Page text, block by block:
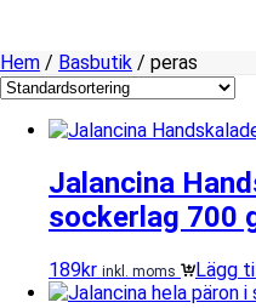
Hem / Basbutik / peras
Jalancina
sockerlag 700
189kr inkl. moms Lägg